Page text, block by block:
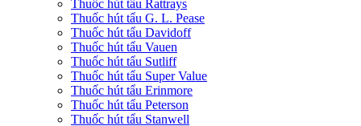
Thuốc hút tẩu Rattrays
Thuốc hút tẩu G. L. Pease
Thuốc hút tẩu Davidoff
Thuốc hút tẩu Vauen
Thuốc hút tẩu Sutliff
Thuốc hút tẩu Super Value
Thuốc hút tẩu Erinmore
Thuốc hút tẩu Peterson
Thuốc hút tẩu Stanwell